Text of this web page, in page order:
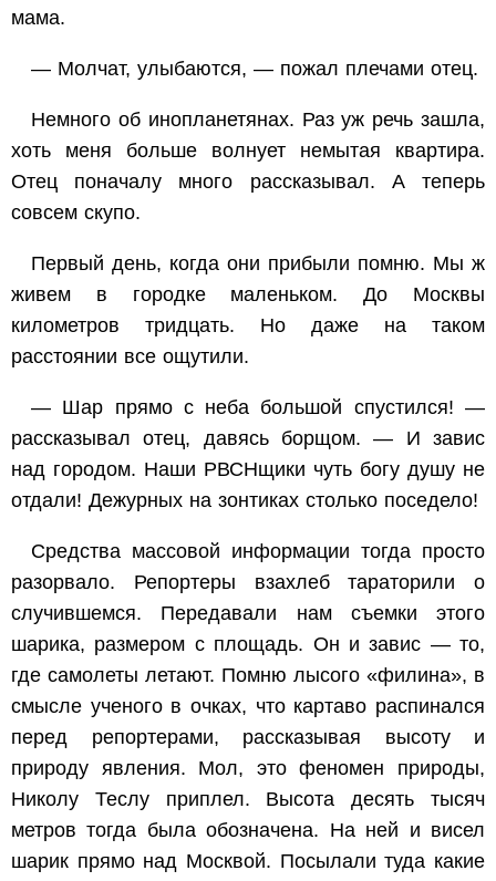
мама.
— Молчат, улыбаются, — пожал плечами отец.
Немного об инопланетянах. Раз уж речь зашла,
хоть меня больше волнует немытая квартира.
Отец поначалу много рассказывал. А теперь
совсем скупо.
Первый день, когда они прибыли помню. Мы ж
живем в городке маленьком. До Москвы
километров тридцать. Но даже на таком
расстоянии все ощутили.
— Шар прямо с неба большой спустился! —
рассказывал отец, давясь борщом. — И завис
над городом. Наши РВСНщики чуть богу душу не
отдали! Дежурных на зонтиках столько поседело!
Средства массовой информации тогда просто
разорвало. Репортеры взахлеб тараторили о
случившемся. Передавали нам съемки этого
шарика, размером с площадь. Он и завис — то,
где самолеты летают. Помню лысого «филина», в
смысле ученого в очках, что картаво распинался
перед репортерами, рассказывая высоту и
природу явления. Мол, это феномен природы,
Николу Теслу приплел. Высота десять тысяч
метров тогда была обозначена. На ней и висел
шарик прямо над Москвой. Посылали туда какие